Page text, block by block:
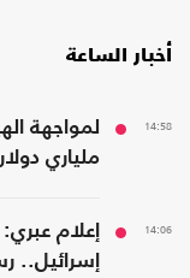
أخبار الساعة
14:58
لمواجهة
ملياري
14:06
إعلام
إسرائيل..